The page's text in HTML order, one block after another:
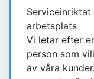
arbetsplats
Vi letar efter
person som
av våra